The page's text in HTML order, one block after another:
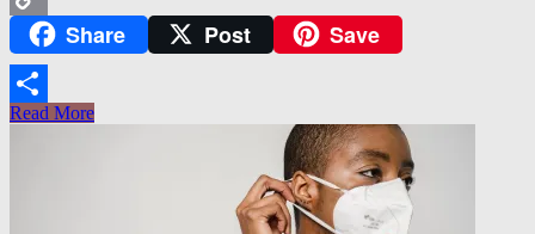
Copy
Link
Share Post Save
Share
Read More